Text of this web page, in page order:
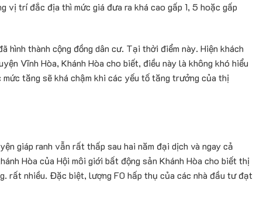
vị trí đắc địa thì mức giá đưa ra khá cao gấp 1, 5 hoặc gấp
thành cộng đồng dân cư. Tại thời điểm này. Hiện khách
Vĩnh Hòa, Khánh Hòa cho biết, điều này là không khó hiểu
tăng sẽ khá chậm khi các yếu tố tăng trưởng của thị
giáp ranh vẫn rất thấp sau hai năm đại dịch và ngay cả
Hòa của Hội môi giới bất động sản Khánh Hòa cho biết thị
rất nhiều. Đặc biệt, lượng F0 hấp thụ của các nhà đầu tư đạt